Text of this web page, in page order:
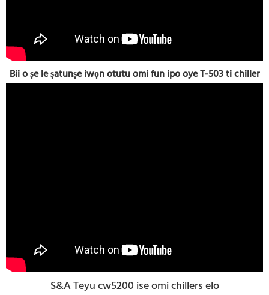
Bii o ṣe le ṣatunṣe iwọn otutu omi fun ipo oye T-503 ti chiller
S&A Teyu cw5200 ise omi chillers elo